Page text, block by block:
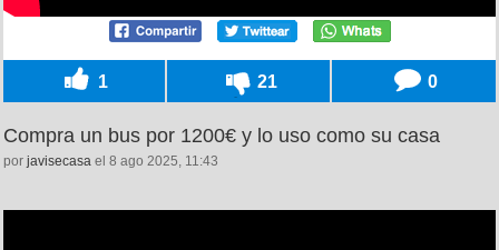
1 21 0
Compra un bus por 1200€ y lo uso como su casa
por javisecasa el 8 ago 2025, 11:43